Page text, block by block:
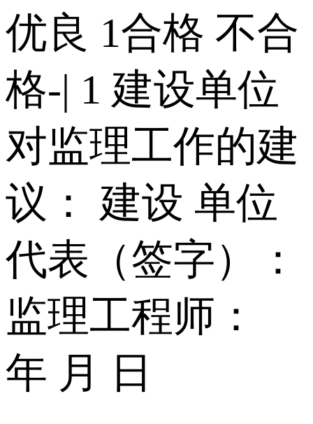
优良 1合格 不合
格-| 1 建设单位
对监理工作的建
议： 建设 单位
代表（签字）：
监理工程师：
年 月 日